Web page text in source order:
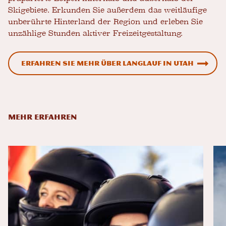
Skigebiete. Erkunden Sie außerdem das weitläufige
unberührte Hinterland der Region und erleben Sie
unzählige Stunden aktiver Freizeitgestaltung.
Erfahren Sie mehr über Langlauf in Utah
MEHR ERFAHREN